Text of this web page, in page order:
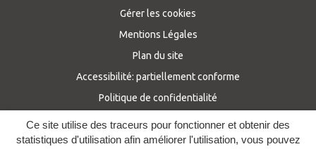
Ce site utilise des traceurs pour fonctionner et obtenir des
statistiques d'utilisation afin améliorer l'utilisation, vous pouvez
compte
Facebook
compte
Instagram
compte
Linkedin
chaîne
Youtube
Gérer les cookies
Mentions Légales
Plan du site
Accessibilité: partiellement conforme
Politique de confidentialité